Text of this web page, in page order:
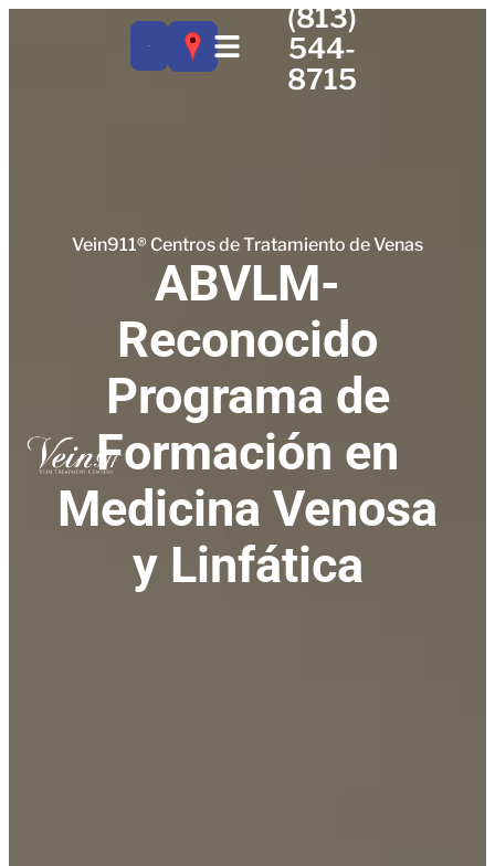
(813)
544-
8715
Vein911® Centros de Tratamiento de Venas
ABVLM-
Reconocido
Programa de
Formación en
Medicina Venosa
y Linfática